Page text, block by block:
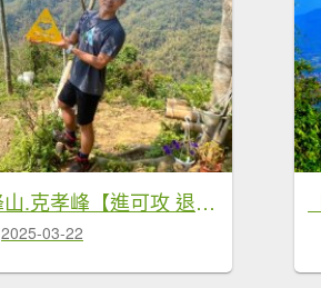
月光山.雙峰山.克孝峰【進可攻 退可守的完美路線】
2025-03-22